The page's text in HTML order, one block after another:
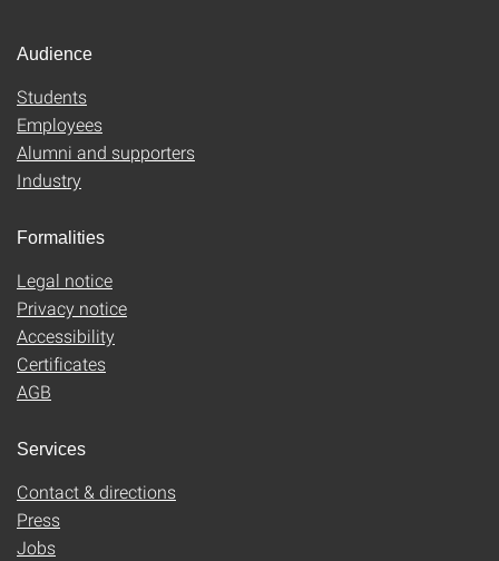
Audience
Students
Employees
Alumni and supporters
Industry
Formalities
Legal notice
Privacy notice
Accessibility
Certificates
AGB
Services
Contact & directions
Press
Jobs